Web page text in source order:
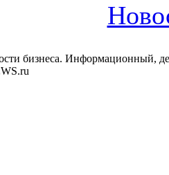
бизнеса. Информационный,